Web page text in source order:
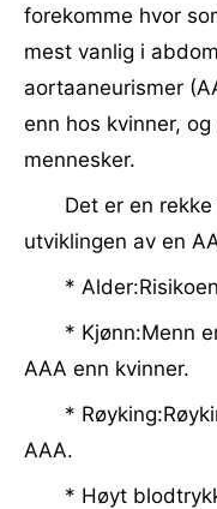
forekomme hvor
mest vanlig i
aortaaneurismer
enn hos kvinner,
mennesker.
Det er en
utviklingen av en
*
* Kjønn:Menn
AAA enn kvinner.
*
AAA.
* Høyt